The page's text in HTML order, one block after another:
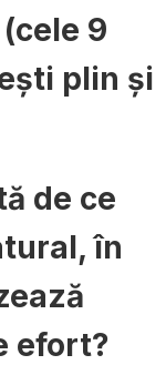
9
plin și
de ce
în
efort?